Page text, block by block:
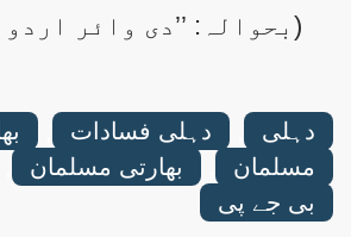
دہلی دہلی فسادات
مسلمان
بھارتی مسلمان
بی جے پی